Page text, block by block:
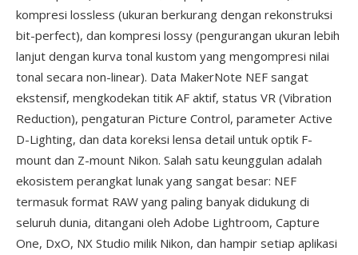
kompresi lossless (ukuran berkurang dengan rekonstruksi
bit-perfect), dan kompresi lossy (pengurangan ukuran lebih
lanjut dengan kurva tonal kustom yang mengompresi nilai
tonal secara non-linear). Data MakerNote NEF sangat
ekstensif, mengkodekan titik AF aktif, status VR (Vibration
Reduction), pengaturan Picture Control, parameter Active
D-Lighting, dan data koreksi lensa detail untuk optik F-
mount dan Z-mount Nikon. Salah satu keunggulan adalah
ekosistem perangkat lunak yang sangat besar: NEF
termasuk format RAW yang paling banyak didukung di
seluruh dunia, ditangani oleh Adobe Lightroom, Capture
One, DxO, NX Studio milik Nikon, dan hampir setiap aplikasi